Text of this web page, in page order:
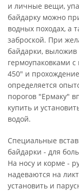
и личные вещи,
байдарку можно
водных походах, а
заброской. При
байдарки, выложив
гермоупаковками
450" и
определяется
порогов "Ермаку"
купить и
водой.
Специальные
байдарки - для
На носу и корме -
надеваются на
установить и